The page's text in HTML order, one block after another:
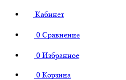
Кабинет
0 Сравнение
0 Избранное
0 Корзина